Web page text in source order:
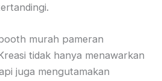
murah pameran
tidak hanya menawarkan
juga mengutamakan